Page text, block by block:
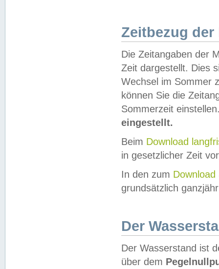
Zeitbezug der
Die Zeitangaben der
Zeit dargestellt. Dies
Wechsel im Sommer
können Sie die
Sommerzeit
eingestellt.
Beim Download
in gesetzlicher Zeit
In den zum Download
grundsätzlich
Der
Der Wasserstand ist
über dem